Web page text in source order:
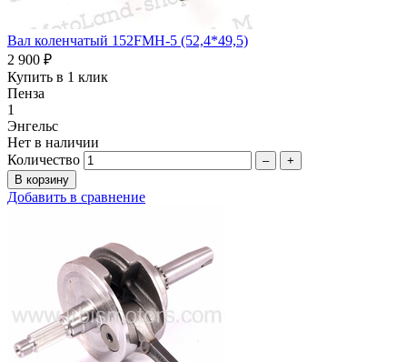
Вал коленчатый 152FMH-5 (52,4*49,5)
2 900 ₽
Купить в 1 клик
Пенза
1
Энгельс
Нет в наличии
Количество
– +
Добавить в сравнение